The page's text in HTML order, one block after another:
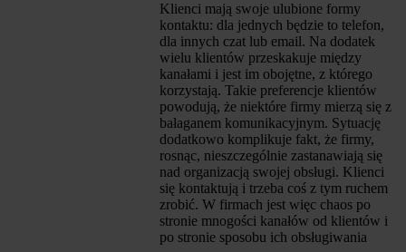
Klienci mają swoje ulubione formy
kontaktu: dla jednych będzie to telefon,
dla innych czat lub email. Na dodatek
wielu klientów przeskakuje między
kanałami i jest im obojętne, z którego
korzystają. Takie preferencje klientów
powodują, że niektóre firmy mierzą się z
bałaganem komunikacyjnym. Sytuację
dodatkowo komplikuje fakt, że firmy,
rosnąc, nieszczególnie zastanawiają się
nad organizacją swojej obsługi. Klienci
się kontaktują i trzeba coś z tym ruchem
zrobić. W firmach jest więc chaos po
stronie mnogości kanałów od klientów i
po stronie sposobu ich obsługiwania